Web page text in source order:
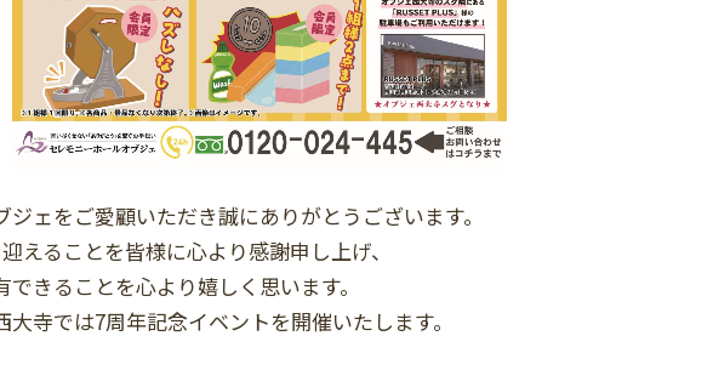
ェをご愛顧いただき誠にありがとうございます。
えることを皆様に心より感謝申し上げ、
きることを心より嬉しく思います。
寺では7周年記念イベントを開催いたします。